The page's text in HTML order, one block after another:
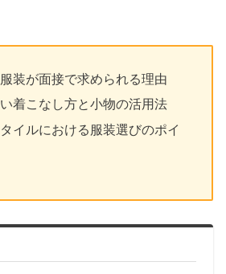
装が面接で求められる理由
着こなし方と小物の活用法
イルにおける服装選びのポイ